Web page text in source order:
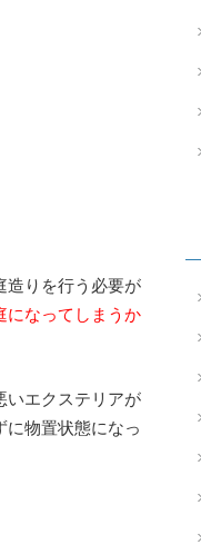
造りを行う必要が
になってしまうか
いエクステリアが
に物置状態になっ